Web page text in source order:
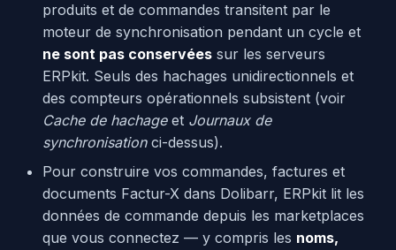
produits et de commandes transitent par le
moteur de synchronisation pendant un cycle et
ne sont pas conservées sur les serveurs
ERPkit. Seuls des hachages unidirectionnels et
des compteurs opérationnels subsistent (voir
Cache de hachageet Journaux de
synchronisationci-dessus).
Pour construire vos commandes, factures et
documents Factur-X dans Dolibarr, ERPkit lit les
données de commande depuis les marketplaces
que vous connectez — y compris les noms,